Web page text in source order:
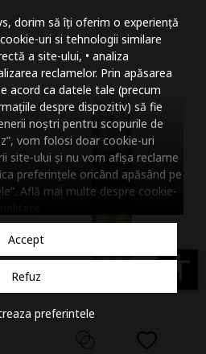
dorim să îți oferim o experiență
uri si tehnologii similare
a site-ului, • analiza
reclamelor. Prin apăsarea
acord ca datele tale (precum
despre dispozitiv) să fie
noștri pentru scopurile de
vom folosi doar cookie-uri
site-ului și nu vom afișa reclame
preferințele oricând apăsând pe
Află mai multe despre cookie-
Accept
Refuz
preferintele
accessibility
Micsoreaza
Mareste spatierea
Micsoreaza
Mareste inaltimea
Micsoreaza
Inverseaza culorile
Nuante de gri
Cursor mare
Subliniaza link-urile